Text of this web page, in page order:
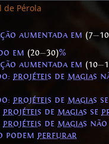
de Pérola
aumentada em (7—
em (20—30)%
aumentada em (10—
projéteis de magias
projéteis de magias se
projéteis de magias se
projéteis de magias não
podem perfurar